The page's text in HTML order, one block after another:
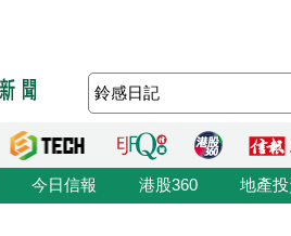
今日信報 港股360 地產